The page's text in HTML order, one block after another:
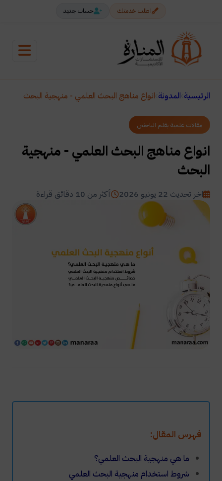
اطلب خدمتك حساب جديد
الرئيسية المدونة انواع مناهج البحث العلمي - منهجية البحث
مقالات علمية بقلم الباحثين
انواع مناهج البحث العلمي - منهجية
البحث
اخر تحديث 22 يونيو 2026 أكثر من 10 دقائق قراءة
فهرس المقال:
ما هي منهجية البحث العلمي؟
شروط استخدام منهجية البحث العلمي